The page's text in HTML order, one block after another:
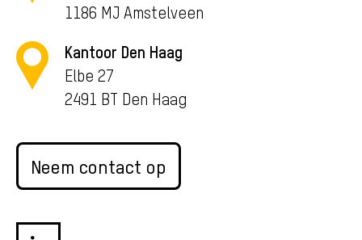
1186 MJ Amstelveen
Kantoor Den Haag
Elbe 27
2491 BT Den Haag
Neem contact op